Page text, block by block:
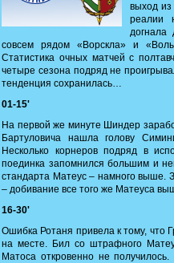
выход из
реалии
совсем рядом «Ворскла» и
Статистика очных матчей с
четыре сезона подряд не
тенденция сохранилась…
01-15'
На первой же минуте Шиндер
Бартуловича нашла голову
Несколько корнеров подряд в
поединка запомнился большим и
стандарта Матеус – намного выше.
– добивание все того же Матеуса
16-30'
Ошибка Ротаня привела к тому, что
на месте. Бил со штрафного
Матоса откровенно не